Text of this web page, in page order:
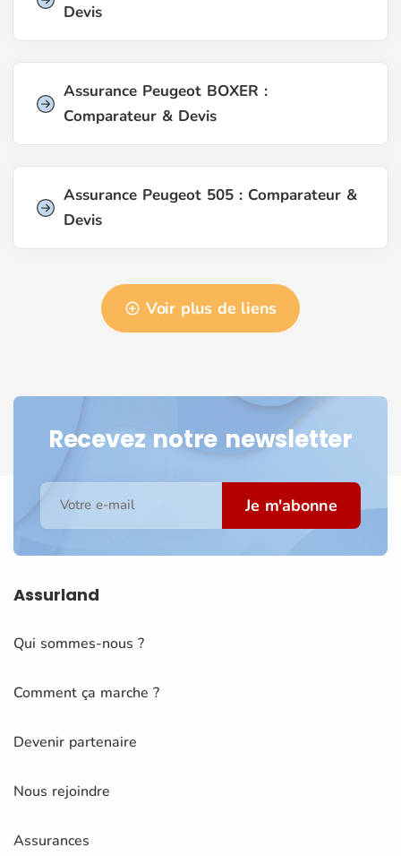
Devis
Assurance Peugeot BOXER :
Comparateur & Devis
Assurance Peugeot 505 : Comparateur &
Devis
Voir plus de liens
Recevez notre newsletter
Votre e-mail Je m'abonne
Assurland
Qui sommes-nous ?
Comment ça marche ?
Devenir partenaire
Nous rejoindre
Assurances